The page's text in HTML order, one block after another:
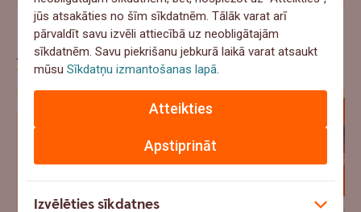
Jaunākie raksti
jūs atsakāties no šīm sīkdatnēm. Tālāk varat arī
pārvaldīt savu izvēli attiecībā uz neobligātajām
sīkdatnēm. Savu piekrišanu jebkurā laikā varat atsaukt
mūsuSīkdatņu izmantošanas lapā
Apstiprināt
Atteikties
Izvēlēties sīkdatnes